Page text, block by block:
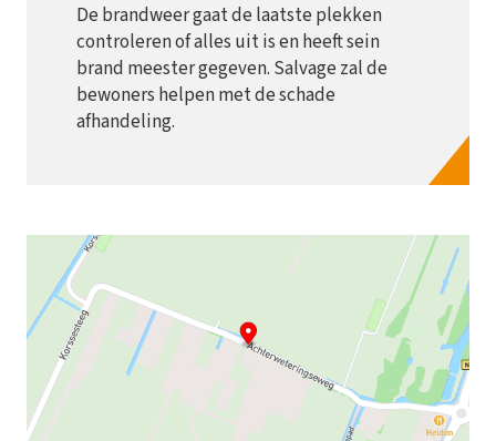
De brandweer gaat de laatste plekken
controleren of alles uit is en heeft sein
brand meester gegeven. Salvage zal de
bewoners helpen met de schade
afhandeling.